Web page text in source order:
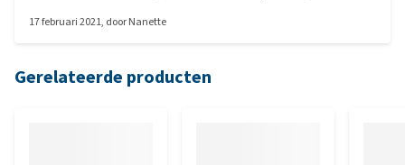
17 februari 2021, doorNanette
Gerelateerde producten